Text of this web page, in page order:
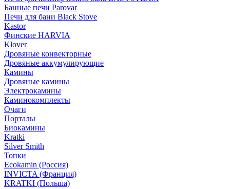
Банные печи Parovar
Печи для бани Black Stove
Kastor
Финские HARVIA
Klover
Дровяные конвекторные
Дровяные аккумулирующие
Камины
Дровяные камины
Электрокамины
Каминокомплекты
Очаги
Порталы
Биокамины
Kratki
Silver Smith
Топки
Ecokamin (Россия)
INVICTA (Франция)
KRATKI (Польша)